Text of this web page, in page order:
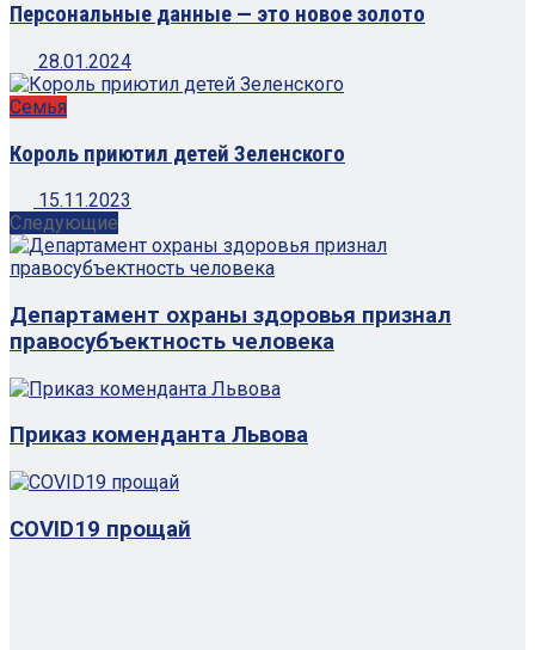
Персональные данные — это новое золото
28.01.2024
Семья
Король приютил детей Зеленского
15.11.2023
Следующие
Департамент охраны здоровья признал
правосубъектность человека
Приказ коменданта Львова
COVID19 прощай